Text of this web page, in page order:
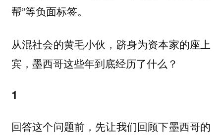
帮”等负面标签。
从混社会的黄毛小伙，跻身为资本家的座上
宾，墨西哥这些年到底经历了什么？
1
回答这个问题前，先让我们回顾下墨西哥的